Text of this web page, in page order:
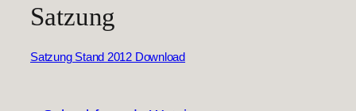
Satzung
Satzung Stand 2012 Download